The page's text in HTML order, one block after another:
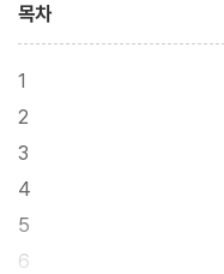
개국을 여행하며 쌓은 풍
목차
1
2
3
4
5
6